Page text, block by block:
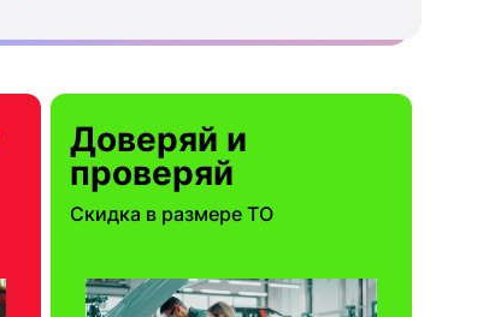
Доверяй и
проверяй
Скидка в размере ТО